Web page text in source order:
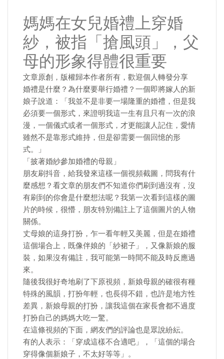
媽媽在女兒婚禮上穿婚
紗，被指「搶風頭」，父
母的形象得體很重要
文章原創，版權歸本作者所有，歡迎個人轉發分享
婚禮是什麼？為什麼要舉行婚禮？一個即將嫁人的新
娘子說道：「我並不是非要一場隆重的婚禮，但是我
必須要一個形式，來證明我這一生有且只有一次的浪
漫，一個儀式或者一個形式，才更能讓人記住，愛情
雖然不是靠形式維持，但是卻需要一個回憶的形
式。」
「披著婚紗參加婚禮的母親」
朋友刷抖音，給我發來這樣一個視頻截圖，問我有什
麼感想？看文章的朋友們不知道你們刷到過沒有，沒
有刷到的你會是什麼想法呢？我第一次看到這樣的圖
片的時候，很懵，朋友特別備註上了這個圖片的人物
關係。
丈母娘的這身打扮，乍一看年輕又美麗，但是在婚禮
這個場合上，既像伴娘的「紗裙子」，又像新娘的服
裝，如果沒有備註，我可能第一時間不能及時反應過
來。
隨後我很好奇地刷了下原視頻，新娘母親的確很有種
特殊的風韻，打扮年輕，也長得不錯，也許是地方性
差異，新娘母親的打扮，讓我這個在家長會都不過度
打扮自己的媽媽大吃一驚。
在這條視頻的下面，網友們的評論也是眾說紛紜。
有的人表示：「穿成這樣不合適吧」，「這個的場合
穿得像個新娘子，不太好等等」。